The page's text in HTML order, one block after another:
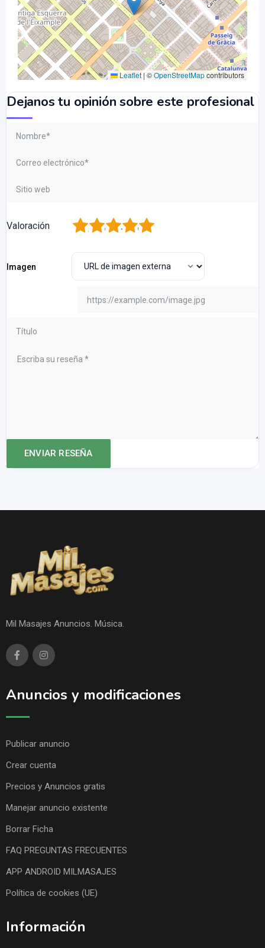
Leaflet| ©OpenStreetMapcontributors
Dejanos tu opinión sobre este profesional
Valoración 5
4
3
2
Imagen
Mil Masajes Anuncios. Música.
Anuncios y modificaciones
Publicar anuncio
Crear cuenta
Precios y Anuncios gratis
Manejar anuncio existente
Borrar Ficha
FAQ PREGUNTAS FRECUENTES
APP ANDROID MILMASAJES
Política de cookies (UE)
Información